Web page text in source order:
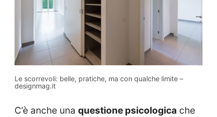
Le scorrevoli: belle, pratiche, ma con qualche limite –
designmag.it
C’è anche una questione psicologica che